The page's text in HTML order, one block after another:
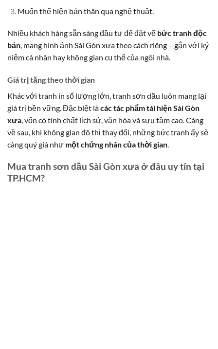
Muốn thể hiện bản thân qua nghệ thuật.
Nhiều khách hàng sẵn sàng đầu tư để đặt vẽ bức tranh độc
bản, mang hình ảnh Sài Gòn xưa theo cách riêng – gắn với kỷ
niệm cá nhân hay không gian cụ thể của ngôi nhà.
Giá trị tăng theo thời gian
Khác với tranh in số lượng lớn, tranh sơn dầu luôn mang lại
giá trị bền vững. Đặc biệt làcác tác phẩm tái hiện Sài Gòn
xưa, vốn có tính chất lịch sử, văn hóa và sưu tầm cao. Càng
về sau, khi không gian đô thị thay đổi, những bức tranh ấy sẽ
càng quý giá như một chứng nhân của thời gian.
Mua tranh sơn dầu Sài Gòn xưa ở đâu uy tín tại
TP.HCM?